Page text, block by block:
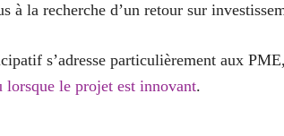
à la recherche d’un retour sur
s’adresse particulièrement aux
lorsque le projet est innovant.